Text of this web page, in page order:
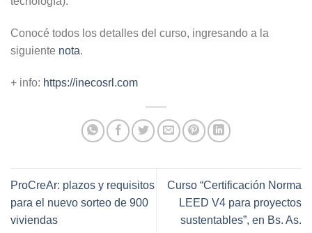
Conocé todos los detalles del curso, ingresando a la
siguiente nota.
+ info: https://inecosrl.com
ProCreAr: plazos y requisitos
para el nuevo sorteo de 900
viviendas
Curso “Certificación Norma
LEED V4 para proyectos
sustentables”, en Bs. As.